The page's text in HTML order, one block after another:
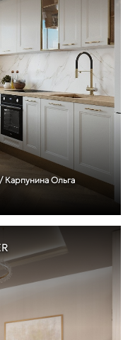
Ольга